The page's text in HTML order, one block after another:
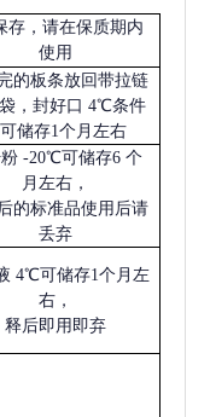
存，请在保质期内
使用
的板条放回带拉链
，封好口 4℃条件
储存1个月左右
-20℃可储存6 个
月左右，
的标准品使用后请
丢弃
4℃可储存1个月左
右，
释后即用即弃